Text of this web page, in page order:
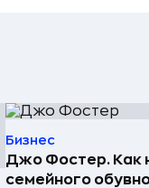
Бизнес
Джо Фостер. Как
семейного